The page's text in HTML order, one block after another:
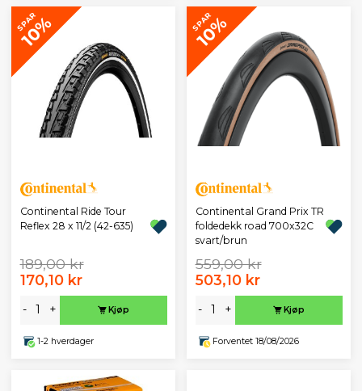
SPAR
10%
Continental Ride Tour
Reflex 28 x 11/2 (42-635)
189,00 kr
170,10 kr
- + Kjøp
1-2 hverdager
SPAR
10%
Continental Grand Prix TR
foldedekk road 700x32C
svart/brun
559,00 kr
503,10 kr
- + Kjøp
Forventet 18/08/2026